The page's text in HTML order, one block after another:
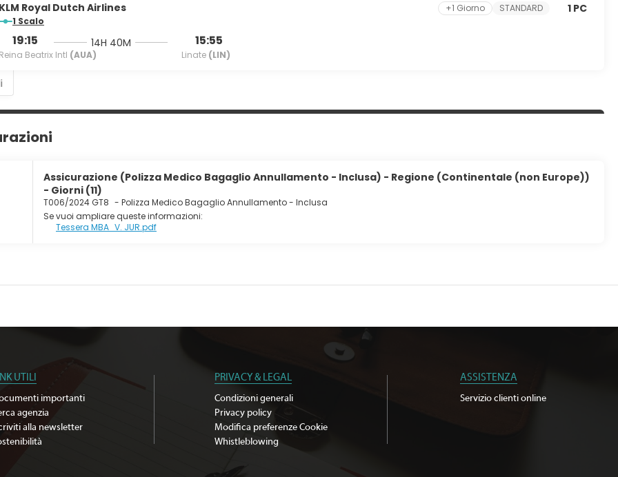
KLM Royal Dutch Airlines
1 Scalo
19:15
Reina Beatrix Intl (AUA)
14H 40M 15:55
Linate (LIN)
+1 Giorno STANDARD 1 PC
Assicurazione (Polizza Medico Bagaglio Annullamento - Inclusa) - Regione (Continentale (non Europe))
- Giorni (11)
T006/2024 GT8 - Polizza Medico Bagaglio Annullamento - Inclusa
Se vuoi ampliare queste informazioni:
Tessera MBA_V. JUR.pdf
UTILI
importanti
agenzia
alla newsletter
PRIVACY & LEGAL
Condizioni generali
Privacy policy
Modifica preferenze Cookie
Whistleblowing
ASSISTENZA
Servizio clienti online